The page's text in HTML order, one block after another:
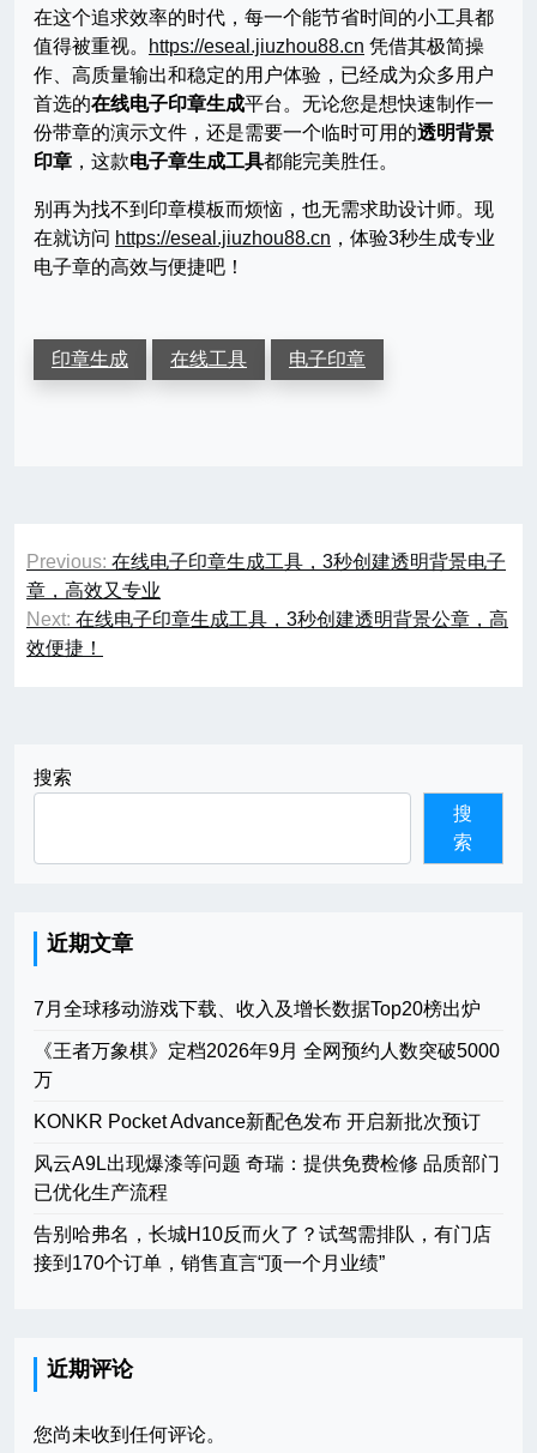
在这个追求效率的时代，每一个能节省时间的小工具都
值得被重视。
https://eseal.jiuzhou88.cn 凭借其极简操
作、高质量输出和稳定的用户体验，已经成为众多用户
首选的在线电子印章生成平台。无论您是想快速制作一
份带章的演示文件，还是需要一个临时可用的透明背景
印章 ，这款电子章生成工具都能完美胜任。
别再为找不到印章模板而烦恼，也无需求助设计师。现
在就访问 https://eseal.jiuzhou88.cn ，体验3秒生成专业
电子章的高效与便捷吧！
印章生成 在线工具 电子印章
文
章
导
Previous: 在线电子印章生成工具，3秒创建透明背景电子
章，高效又专业
Next: 在线电子印章生成工具，3秒创建透明背景公章，高
效便捷！
搜索
搜
索
近期文章
7月全球移动游戏下载、收入及增长数据Top20榜出炉
《王者万象棋》定档2026年9月 全网预约人数突破5000
万
KONKR Pocket Advance新配色发布 开启新批次预订
风云A9L出现爆漆等问题 奇瑞：提供免费检修 品质部门
已优化生产流程
告别哈弗名，长城H10反而火了？试驾需排队，有门店
接到170个订单，销售直言“顶一个月业绩”
近期评论
您尚未收到任何评论。